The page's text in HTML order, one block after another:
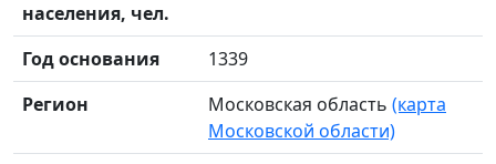
населения, чел.
Год основания
1339
Регион
Московская область (карта
Московской области)